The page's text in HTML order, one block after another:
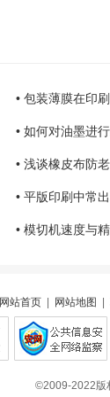
• 包装薄膜在印
• 如何对油墨进
• 浅谈橡皮布防
• 平版印刷中常
• 模切机速度与
网站首页 网站地图
©2009-2022版